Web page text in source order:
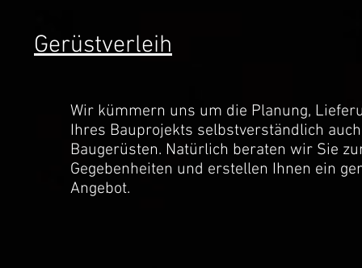
Gerüstverleih
Wir kümmern uns um die Planung,
Ihres Bauprojekts selbstverständlich
Baugerüsten. Natürlich beraten wir Sie
Gegebenheiten und erstellen Ihnen ein
Angebot.